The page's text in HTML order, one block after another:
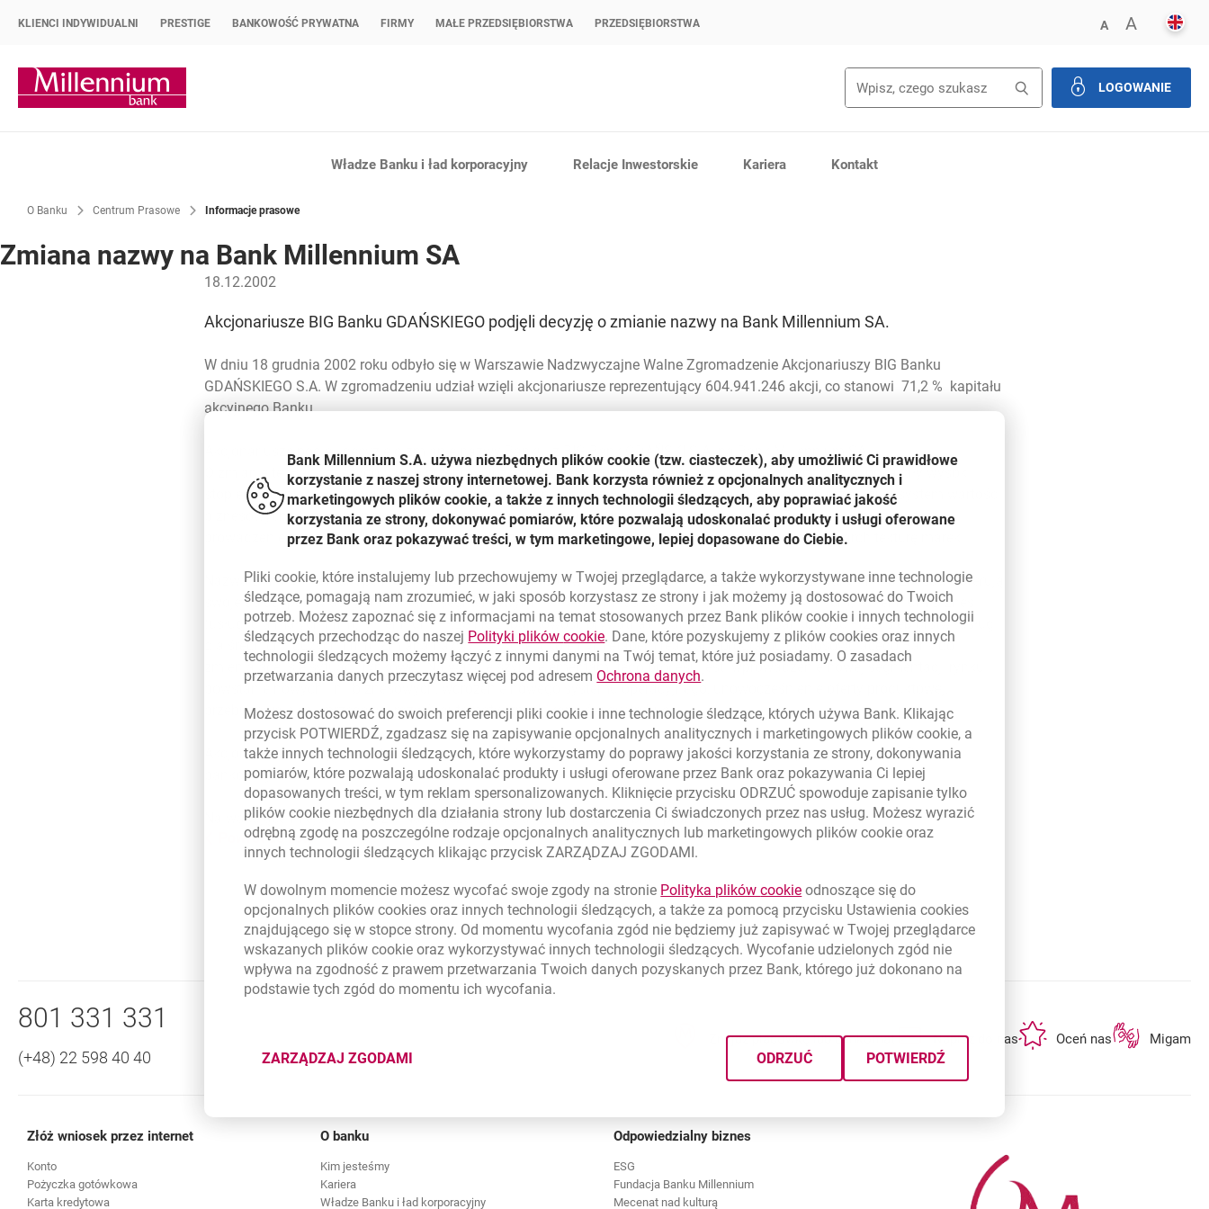
KLIENCI INDYWIDUALNI PRESTIGE BANKOWOŚĆ PRYWATNA FIRMY MAŁE PRZEDSIĘBIORSTWA PRZEDSIĘBIORSTWA AZMNIEJSZ FONT
A
Strona główna Bank Millennium
WyszukajLOGOWANIE
Władze Banku i ład korporacyjny Relacje Inwestorskie Kariera Kontakt
O Banku Centrum Prasowe Informacje prasowe
Zmiana nazwy na Bank Millennium SA
18.12.2002
Akcjonariusze BIG Banku GDAŃSKIEGO podjęli decyzję o zmianie nazwy na Bank Millennium SA.
W dniu 18 grudnia 2002 roku odbyło się w Warszawie Nadzwyczajne Walne Zgromadzenie Akcjonariuszy BIG Banku
GDAŃSKIEGO S.A. W zgromadzeniu udział wzięli akcjonariusze reprezentujący 604.941.246 akcji, co stanowi 71,2 % kapitału
akcyjnego Banku.
Akcjonariusze podjęli decyzję o zmianie nazwy Banku: z BIG Bank GDAŃSKI S.A. na Bank Millennium SA.
O zmianie tej Bank zdecydował po przeprowadzeniu wszechstronnych badań rynkowych, których wyniki pokazały wysoki
stopień akceptacji klientów Banku dla proponowanej nowej nazwy. Nowa nazwa w lepszy sposób przekazuje system wartości
biznesowych oferowany przez Bank tworząc jednocześnie przestrzeń do dalszego rozwoju. Zmiana ta umożliwi też
prowadzenie przez Bank bardziej efektywnych działań marketingowych w oparciu o uporządkowaną architekturę marek.
Nazwa Bank Millennium pełnić będzie rolę marki parasolowej dla całego Banku, zaś wyspecjalizowane linie biznesowe oferują
swoje usługi pod własnymi markami segmentowymi: Millennium (usługi dla klientów indywidualnych), Millennium Biznes
(usługi dla małych firm), Millennium PRESTIGE (bankowość prywatna) i Bank Millennium Bankowość Przedsiębiorstw (usługi
dla średnich i dużych firm). Zmiana nazwy Banku jest kolejnym etapem realizacji programu dostosowującego Bank do
zmieniającej się sytuacji rynkowej. Najważniejszymi elementami tego procesu jest: wprowadzenie nowej segmentacji rynku i
powstanie nowych linii biznesowych, wdrożenie nowego systemu operacyjnego, unowocześnienie oferty produktowej,
przebudowa sieci sprzedaży i rozwój automatycznych kanałów dystrybucji.
Akcjonariusze zdecydowali też o zmianach w statucie Banku dostosowując jego zapisy do regulacji i wykładni Prawa
bankowego.
Na wakujące miejsce w Radzie Nadzorczej Banku akcjonariusze wybrali prof. Marka Belkę.
Powrót do listy
Nawigacja dolna
Zadzwoń do nas
801 331 331
(+48) 22 598 40 40
Znajdź placówkę lub bankomatotwiera się w nowej karcie
Napisz do nasotwiera się w nowej karcie
Oceń nasotwiera się w
Migam
Złóż wniosek przez internet
Konto
Pożyczka gotówkowa
Karta kredytowa
O banku
Kim jesteśmy
Kariera
Władze Banku i ład korporacyjny
Odpowiedzialny biznes
ESG
Fundacja Banku Millennium
Mecenat nad kulturą
Bank Millennium S.A. używa niezbędnych plikówcookie (tzw. ciasteczek), aby umożliwić Ci prawidłowe
korzystanie z naszej strony internetowej. Bank korzysta również z opcjonalnych analitycznych i
marketingowych plików cookie, a także z innych technologii śledzących, aby poprawiać jakość
korzystania ze strony, dokonywać pomiarów, które pozwalają udoskonalać produkty i usługi oferowane
przez Bank oraz pokazywać treści, w tym marketingowe, lepiej dopasowane do Ciebie.
Plikicookie, które instalujemy lub przechowujemy w Twojej przeglądarce, a także wykorzystywane inne technologie
śledzące, pomagają nam zrozumieć, w jaki sposób korzystasz ze strony i jak możemy ją dostosować do Twoich
potrzeb. Możesz zapoznać się z informacjami na temat stosowanych przez Bank plikówcookie i innych technologii
śledzących przechodząc do naszej Polityki plikówcookielink otwiera się w nowym oknie
. Dane, które pozyskujemy z plikówcookies oraz innych
technologii śledzących możemy łączyć z innymi danymi na Twój temat, które już posiadamy. O zasadach
przetwarzania danych przeczytasz więcej pod adresem Ochrona danychlink otwiera się w nowym oknie
.
Możesz dostosować do swoich preferencji plikicookie i inne technologie śledzące, których używa Bank. Klikając
przycisk POTWIERDŹ, zgadzasz się na zapisywanie opcjonalnych analitycznych i marketingowych plikówcookie, a
także innych technologii śledzących, które wykorzystamy do poprawy jakości korzystania ze strony, dokonywania
pomiarów, które pozwalają udoskonalać produkty i usługi oferowane przez Bank oraz pokazywania Ci lepiej
dopasowanych treści, w tym reklam spersonalizowanych. Kliknięcie przycisku ODRZUĆ spowoduje zapisanie tylko
plikówcookie niezbędnych dla działania strony lub dostarczenia Ci świadczonych przez nas usług. Możesz wyrazić
odrębną zgodę na poszczególne rodzaje opcjonalnych analitycznych lub marketingowych plikówcookie oraz
innych technologii śledzących klikając przycisk ZARZĄDZAJ ZGODAMI.
W dowolnym momencie możesz wycofać swoje zgody na stronie Polityka plikówcookielink otwiera się w nowym oknie
odnoszące się do
opcjonalnych plikówcookies oraz innych technologii śledzących, a także za pomocą przycisku Ustawieniacookies
znajdującego się w stopce strony. Od momentu wycofania zgód nie będziemy już zapisywać w Twojej przeglądarce
wskazanych plikówcookie oraz wykorzystywać innych technologii śledzących. Wycofanie udzielonych zgód nie
wpływa na zgodność z prawem przetwarzania Twoich danych pozyskanych przez Bank, którego już dokonano na
podstawie tych zgód do momentu ich wycofania.
ZARZĄDZAJ ZGODAMI
DOTYCZĄCYMI PLIKÓW
ODRZUĆ POTWIERDŹ